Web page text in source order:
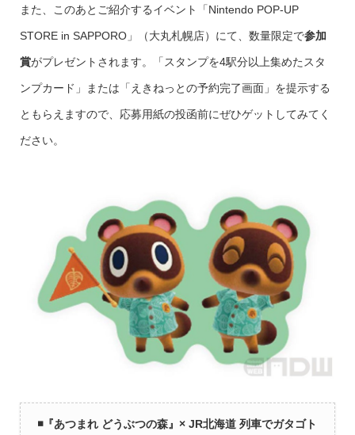
また、このあとご紹介するイベント「Nintendo POP-UP
STORE in SAPPORO」（大丸札幌店）にて、数量限定で参加
賞がプレゼントされます。「スタンプを4駅分以上集めたスタ
ンプカード」または「えきねっとの予約完了画面」を提示する
ともらえますので、応募用紙の投函前にぜひゲットしてみてく
ださい。
◾️『あつまれ どうぶつの森』× JR北海道 列車でガタゴト